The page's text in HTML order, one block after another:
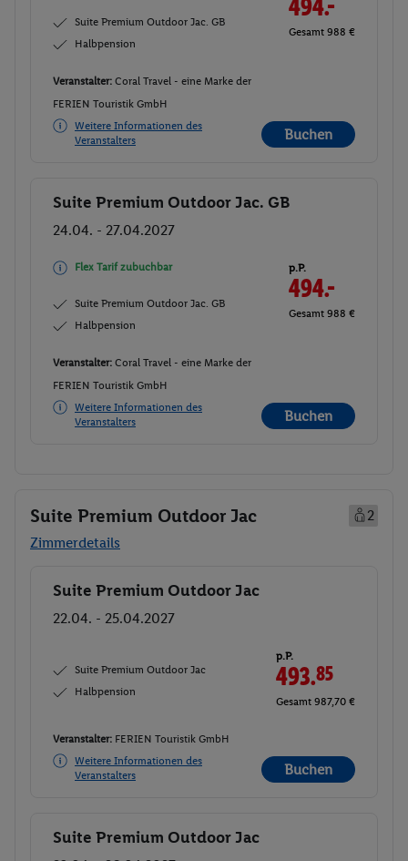
Suite Premium Outdoor Jac. GB
Halbpension
494.-
Gesamt 988 €
Veranstalter: Coral Travel - eine Marke der
FERIEN Touristik GmbH
Weitere Informationen des
Veranstalters
Buchen
Buchen
Suite Premium Outdoor Jac. GB
24.04. - 27.04.2027
Flex Tarif zubuchbar
Suite Premium Outdoor Jac. GB
Halbpension
p.P.
494.-
Gesamt 988 €
Veranstalter: Coral Travel - eine Marke der
FERIEN Touristik GmbH
Weitere Informationen des
Veranstalters
Buchen
Suite Premium Outdoor Jac
2
Zimmerdetails
Buchen
Suite Premium Outdoor Jac
22.04. - 25.04.2027
Suite Premium Outdoor Jac
Halbpension
p.P.
493.85
Gesamt 987,70 €
Veranstalter: FERIEN Touristik GmbH
Weitere Informationen des
Veranstalters
Buchen
Buchen
Suite Premium Outdoor Jac